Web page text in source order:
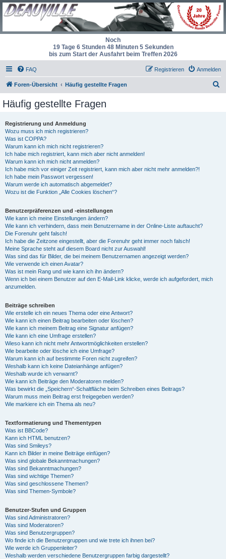
Noch
19 Tage 6 Stunden 48 Minuten 4 Sekunden
bis zum Start der Ausfahrt beim Treffen 2026
FAQ Anmelden
Registrieren
Foren-Übersicht Häufig gestellte Fragen
Häufig gestellte Fragen
Registrierung und Anmeldung
Wozu muss ich mich registrieren?
Was ist COPPA?
Warum kann ich mich nicht registrieren?
Ich habe mich registriert, kann mich aber nicht anmelden!
Warum kann ich mich nicht anmelden?
Ich habe mich vor einiger Zeit registriert, kann mich aber nicht mehr anmelden?!
Ich habe mein Passwort vergessen!
Warum werde ich automatisch abgemeldet?
Wozu ist die Funktion „Alle Cookies löschen“?
Benutzerpräferenzen und -einstellungen
Wie kann ich meine Einstellungen ändern?
Wie kann ich verhindern, dass mein Benutzername in der Online-Liste auftaucht?
Die Forenuhr geht falsch!
Ich habe die Zeitzone eingestellt, aber die Forenuhr geht immer noch falsch!
Meine Sprache steht auf diesem Board nicht zur Auswahl!
Was sind das für Bilder, die bei meinem Benutzernamen angezeigt werden?
Wie verwende ich einen Avatar?
Was ist mein Rang und wie kann ich ihn ändern?
Wenn ich bei einem Benutzer auf den E-Mail-Link klicke, werde ich aufgefordert, mich
anzumelden.
Beiträge schreiben
Wie erstelle ich ein neues Thema oder eine Antwort?
Wie kann ich einen Beitrag bearbeiten oder löschen?
Wie kann ich meinem Beitrag eine Signatur anfügen?
Wie kann ich eine Umfrage erstellen?
Wieso kann ich nicht mehr Antwortmöglichkeiten erstellen?
Wie bearbeite oder lösche ich eine Umfrage?
Warum kann ich auf bestimmte Foren nicht zugreifen?
Weshalb kann ich keine Dateianhänge anfügen?
Weshalb wurde ich verwarnt?
Wie kann ich Beiträge den Moderatoren melden?
Was bewirkt die „Speichern“-Schaltfläche beim Schreiben eines Beitrags?
Warum muss mein Beitrag erst freigegeben werden?
Wie markiere ich ein Thema als neu?
Textformatierung und Thementypen
Was ist BBCode?
Kann ich HTML benutzen?
Was sind Smileys?
Kann ich Bilder in meine Beiträge einfügen?
Was sind globale Bekanntmachungen?
Was sind Bekanntmachungen?
Was sind wichtige Themen?
Was sind geschlossene Themen?
Was sind Themen-Symbole?
Benutzer-Stufen und Gruppen
Was sind Administratoren?
Was sind Moderatoren?
Was sind Benutzergruppen?
Wo finde ich die Benutzergruppen und wie trete ich ihnen bei?
Wie werde ich Gruppenleiter?
Weshalb werden verschiedene Benutzergruppen farbig dargestellt?